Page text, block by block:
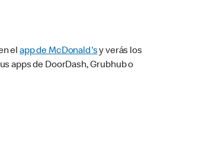
elapp de McDonald'sy verás los
apps de DoorDash, Grubhub o